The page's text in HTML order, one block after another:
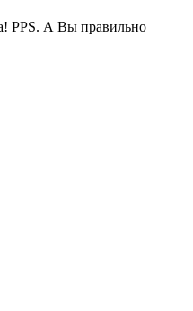
PPS. А Вы правильно